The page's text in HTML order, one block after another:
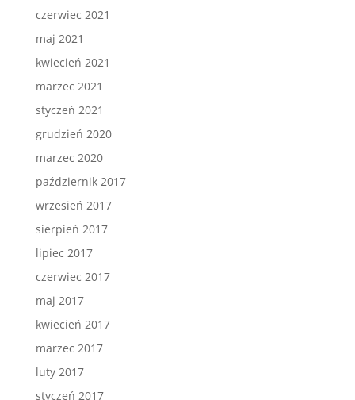
czerwiec 2021
maj 2021
kwiecień 2021
marzec 2021
styczeń 2021
grudzień 2020
marzec 2020
październik 2017
wrzesień 2017
sierpień 2017
lipiec 2017
czerwiec 2017
maj 2017
kwiecień 2017
marzec 2017
luty 2017
styczeń 2017